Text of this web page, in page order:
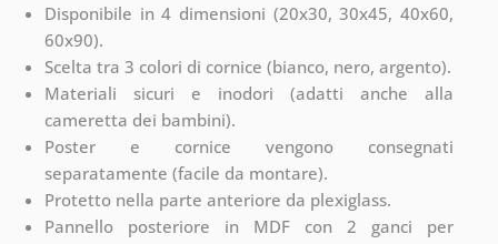
Disponibile in 4 dimensioni (20x30, 30x45, 40x60,
60x90).
Scelta tra 3 colori di cornice (bianco, nero, argento).
Materiali sicuri e inodori (adatti anche alla
cameretta dei bambini).
Poster e cornice vengono consegnati
separatamente (facile da montare).
Protetto nella parte anteriore da plexiglass.
Pannello posteriore in MDF con 2 ganci per